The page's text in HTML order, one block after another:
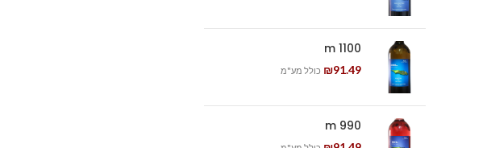
1100 m
₪91.49 כולל מע"מ
990 m